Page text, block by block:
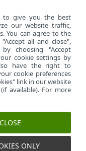
to give you the best
our website traffic,
You can agree to the
all and close",
choosing "Accept
cookie settings by
have the right to
cookie preferences
link in our website
available). For more
ONLY